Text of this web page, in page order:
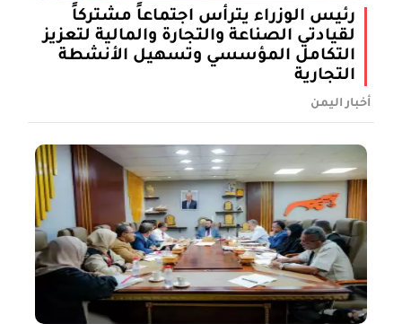
رئيس الوزراء يترأس اجتماعاً مشتركاً
لقيادتي الصناعة والتجارة والمالية لتعزيز
التكامل المؤسسي وتسهيل الأنشطة
التجارية
أخبار اليمن